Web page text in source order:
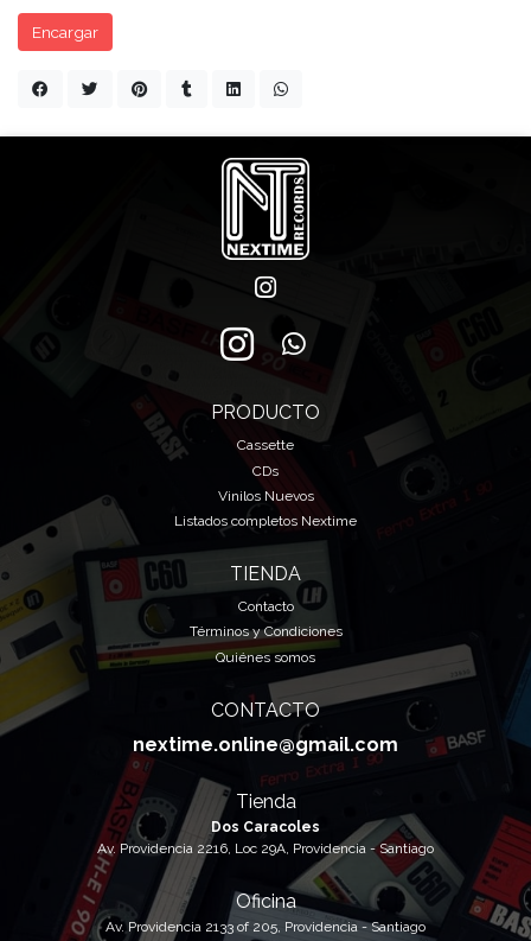
Encargar
PRODUCTO
Cassette
CDs
Vinilos Nuevos
Listados completos Nextime
TIENDA
Contacto
Términos y Condiciones
Quiénes somos
CONTACTO
nextime.online@gmail.com
Tienda
Dos Caracoles
Av. Providencia 2216, Loc 29A, Providencia - Santiago
Oficina
Av. Providencia 2133 of 205, Providencia - Santiago